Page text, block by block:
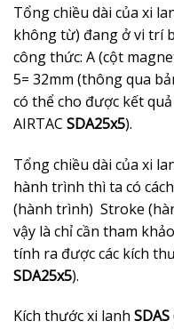
Tổng chiều dài của xi
không từ) đang ở vi trí
công thức: A (cột
5= 32mm (thông qua
có thể cho được kết
AIRTAC SDA25x5).
Tổng chiều dài của xi
hành trình thì ta có
(hành trình) Stroke
vậy là chỉ cần tham
tính ra được các kích
SDA25x5).
Kích thước xi lanh